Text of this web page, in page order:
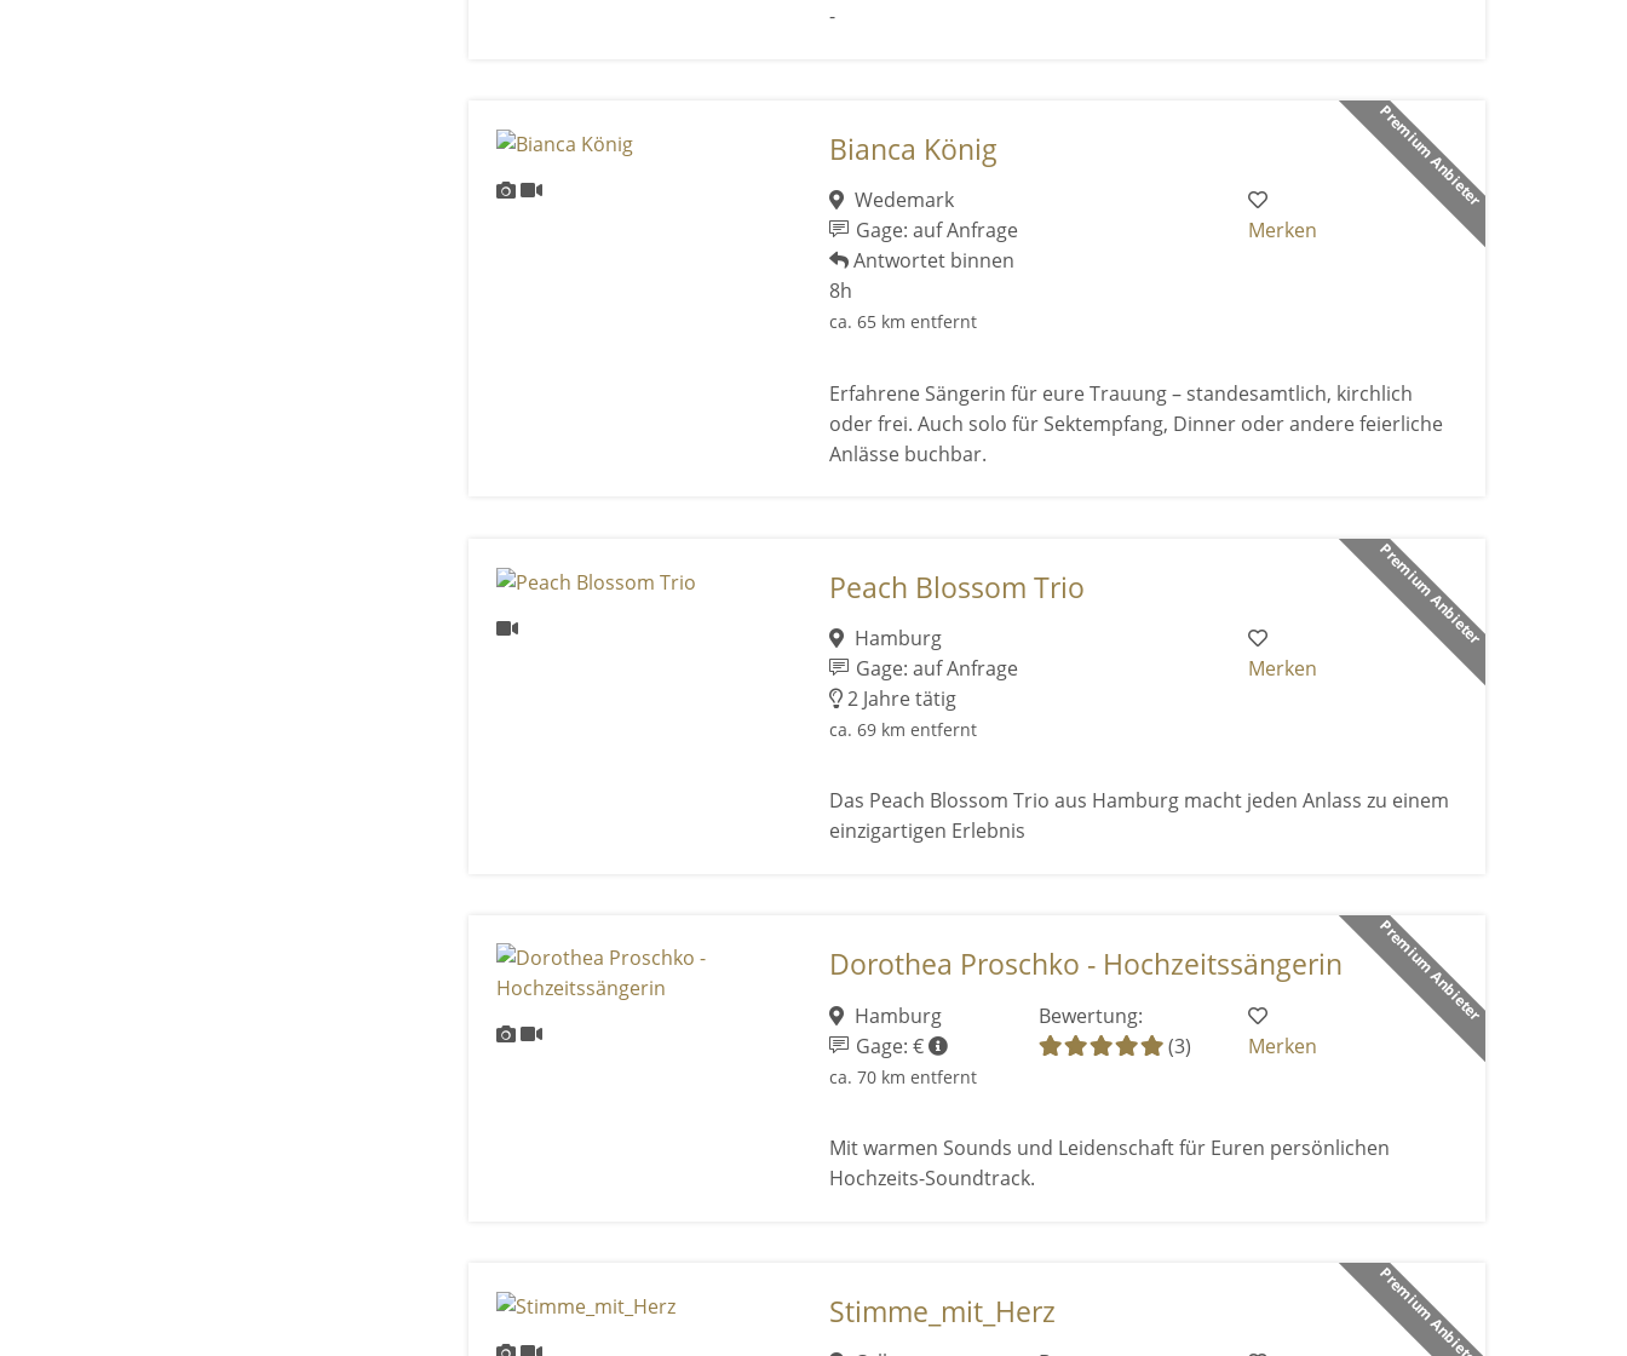
-
Premium Anbieter
Bianca König
Wedemark
Gage: auf Anfrage
Antwortet binnen
8h
ca. 65 km entfernt
Merken
Erfahrene Sängerin für eure Trauung – standesamtlich, kirchlich
oder frei. Auch solo für Sektempfang, Dinner oder andere feierliche
Anlässe buchbar.
Premium Anbieter
Peach Blossom Trio
Hamburg
Gage: auf Anfrage
2 Jahre tätig
ca. 69 km entfernt
Merken
Das Peach Blossom Trio aus Hamburg macht jeden Anlass zu einem
einzigartigen Erlebnis
Premium Anbieter
Dorothea Proschko - Hochzeitssängerin
Hamburg
Gage: €
ca. 70 km entfernt
Bewertung:
(3)
Merken
Mit warmen Sounds und Leidenschaft für Euren persönlichen
Hochzeits-Soundtrack.
Premium Anbieter
Stimme_mit_Herz